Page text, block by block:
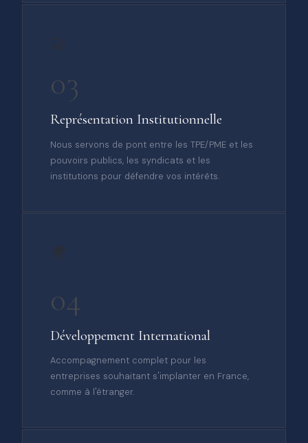
03
Représentation Institutionnelle
Nous servons de pont entre les TPE/PME et les
pouvoirs publics, les syndicats et les
institutions pour défendre vos intérêts.
04
Développement International
Accompagnement complet pour les
entreprises souhaitant s'implanter en France,
comme à l'étranger.